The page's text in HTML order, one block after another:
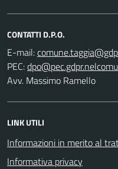
CONTATTI D.P.O.
E-mail:
PEC:
Avv. Massimo Ramello
LINK UTILI
Informazioni in merito al
Informativa privacy